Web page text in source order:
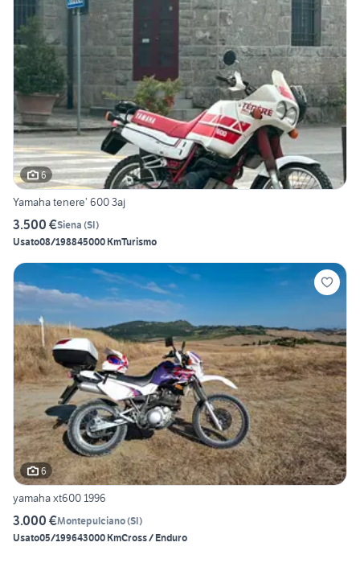
6
Yamaha tenere’ 600 3aj
3.500 €Siena (SI)
Usato08/198845000 KmTurismo
6
yamaha xt600 1996
3.000 €Montepulciano(SI)
Usato05/199643000 KmCross / Enduro